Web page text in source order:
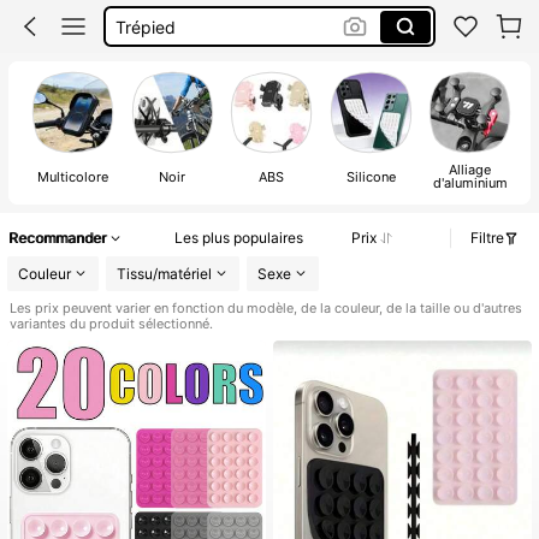
Support Telephone Vélo
Trepied Telephone
Multicolore Noir ABS Silicone Alliage
d'aluminium
Recommander Les plus populaires Prix
Filtre
Couleur
Tissu/matériel Sexe
Les prix peuvent varier en fonction du modèle, de la couleur, de la taille ou d'autres
variantes du produit sélectionné.